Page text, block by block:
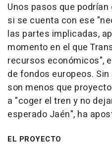
Unos pasos que
si se cuenta con ese
las partes implicadas,
momento en el que
recursos económicos",
de fondos europeos.
son menos que
a "coger el tren y no
esperado Jaén", ha
EL PROYECTO